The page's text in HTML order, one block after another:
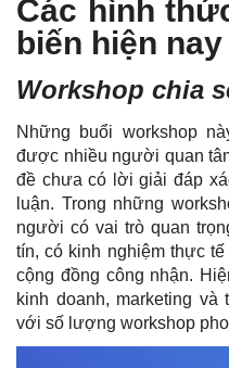
Các hình
biến hiện nay
Workshop chia
Những buổi workshop
được nhiều người quan
đề chưa có lời giải đáp
luận. Trong những
người có vai trò quan
tín, có kinh nghiệm thực
cộng đồng công nhận.
kinh doanh, marketing
với số lượng workshop